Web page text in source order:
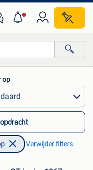
op
Verwijder filters